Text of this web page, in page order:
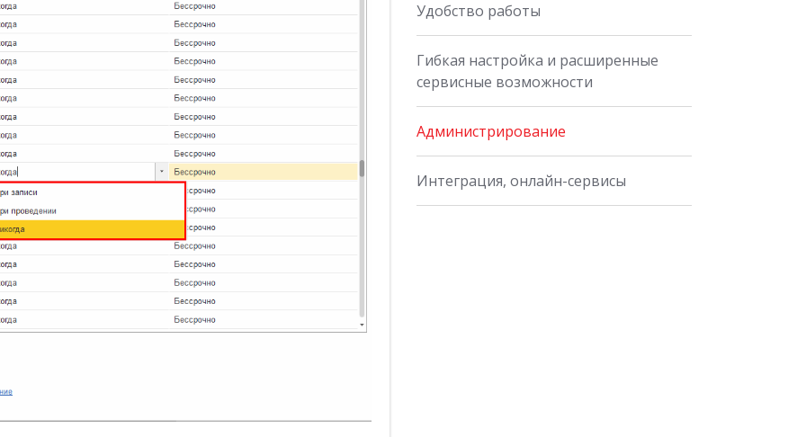
Удобство работы
Гибкая настройка и расширенные
сервисные возможности
Администрирование
Интеграция, онлайн-сервисы